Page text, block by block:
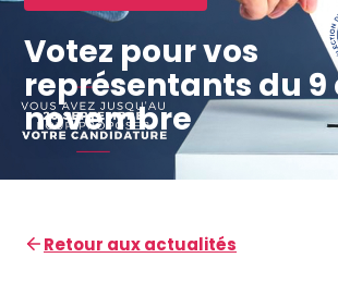
Votez pour vos
représentants du 9
novembre
Retour aux actualités